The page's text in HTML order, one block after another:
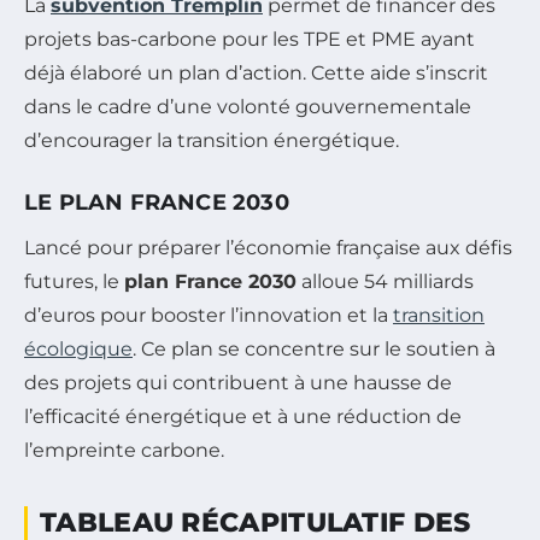
La subvention Tremplin permet de financer des
projets bas-carbone pour les TPE et PME ayant
déjà élaboré un plan d’action. Cette aide s’inscrit
dans le cadre d’une volonté gouvernementale
d’encourager la transition énergétique.
LE PLAN FRANCE 2030
Lancé pour préparer l’économie française aux défis
futures, le plan France 2030 alloue 54 milliards
d’euros pour booster l’innovation et la transition
écologique. Ce plan se concentre sur le soutien à
des projets qui contribuent à une hausse de
l’efficacité énergétique et à une réduction de
l’empreinte carbone.
TABLEAU RÉCAPITULATIF DES